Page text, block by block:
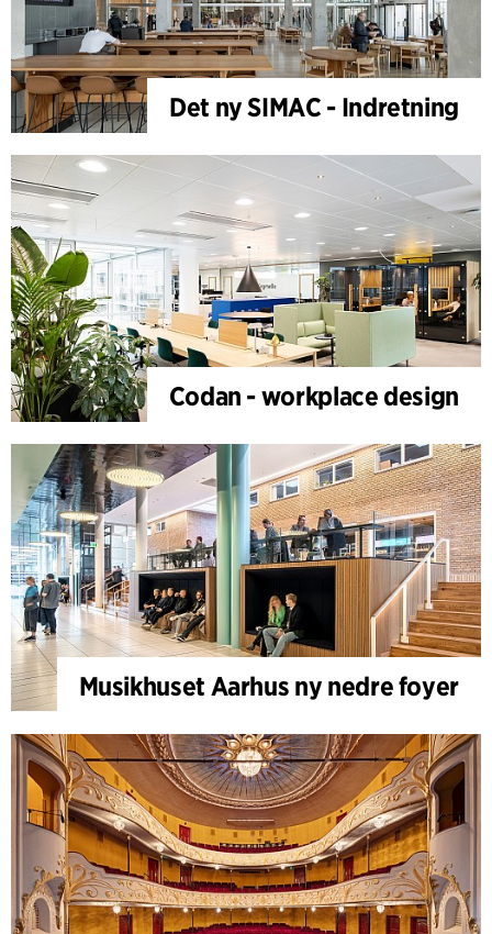
Det ny SIMAC - Indretning
Codan - workplace design
Musikhuset Aarhus ny nedre foyer